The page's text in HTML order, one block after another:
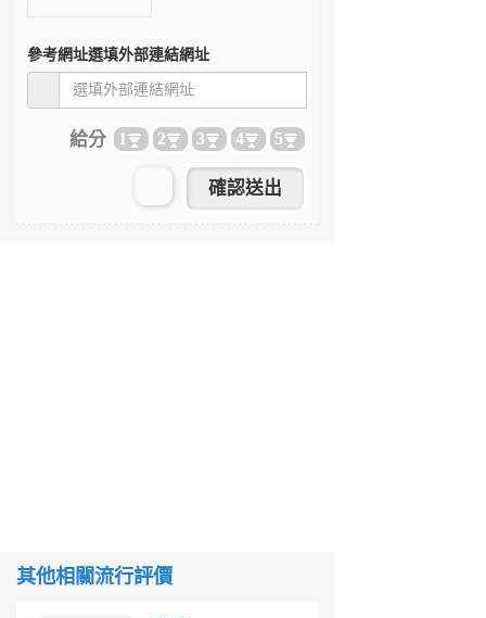
參考網址選填外部連結網址
給分 1 2 3 4 5
其他相關流行評價